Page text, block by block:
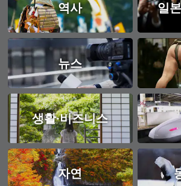
역사 일
뉴스
생활·비즈니스
자연